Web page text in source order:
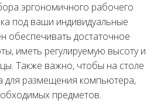
эргономичного рабочего
под ваши индивидуальные
обеспечивать достаточное
иметь регулируемую высоту и
Также важно, чтобы на столе
для размещения компьютера,
предметов.